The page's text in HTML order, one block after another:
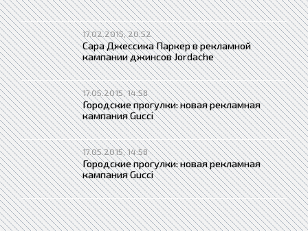
17.02.2015, 20:52
Сара Джессика Паркер в рекламной
кампании джинсов Jordache
17.05.2015, 14:58
Городские прогулки: новая рекламная
кампания Gucci
17.05.2015, 14:58
Городские прогулки: новая рекламная
кампания Gucci